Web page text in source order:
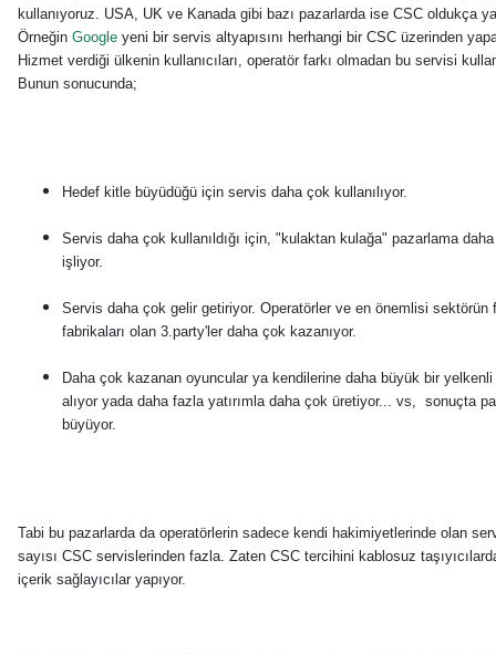
kullanıyoruz. USA, UK ve Kanada gibi bazı pazarlarda ise CSC oldukça
Örneğin Google yeni bir servis altyapısını herhangi bir CSC üzerinden
Hizmet verdiği ülkenin kullanıcıları, operatör farkı olmadan bu servisi
Bunun sonucunda;
Hedef kitle büyüdüğü için servis daha çok kullanılıyor.
Servis daha çok kullanıldığı için, "kulaktan kulağa" pazarlama
işliyor.
Servis daha çok gelir getiriyor. Operatörler ve en önemlisi sektörün
fabrikaları olan 3.party'ler daha çok kazanıyor.
Daha çok kazanan oyuncular ya kendilerine daha büyük bir
alıyor yada daha fazla yatırımla daha çok üretiyor... vs, sonuçta
büyüyor.
Tabi bu pazarlarda da operatörlerin sadece kendi hakimiyetlerinde olan
sayısı CSC servislerinden fazla. Zaten CSC tercihini kablosuz
içerik sağlayıcılar yapıyor.